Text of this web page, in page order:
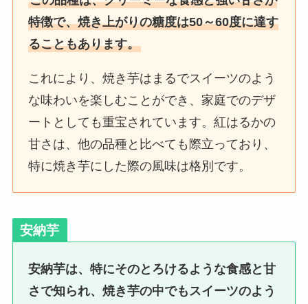
特徴で、焼き上がりの糖度は50～60度に達す
ることもあります。
これにより、焼き芋はまるでスイーツのよう
な味わいを楽しむことができ、家庭でのデザ
ートとしても重宝されています。紅はるかの
甘さは、他の品種と比べても際立っており、
特に焼き芋にした際の風味は格別です。
安納芋
安納芋は、特にそのとろけるような食感と甘
さで知られ、焼き芋の中でもスイーツのよう